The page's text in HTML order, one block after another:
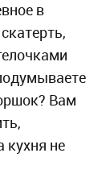
в
Вам
кухня не